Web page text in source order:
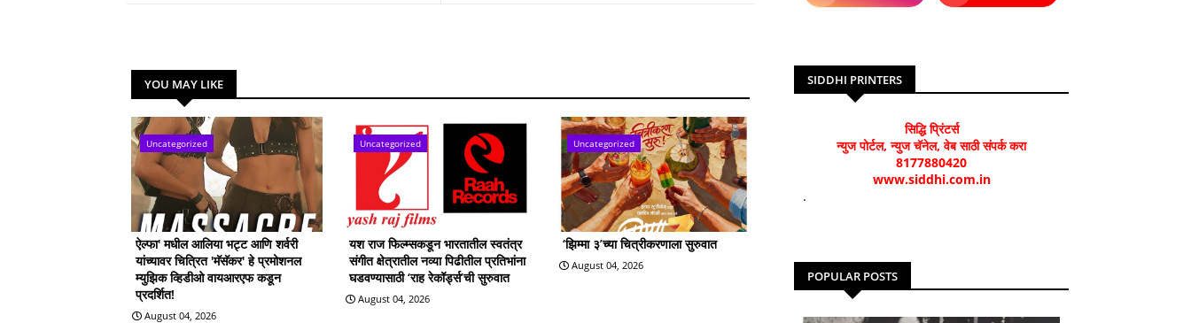
YOU MAY LIKE
Uncategorized
ऐल्फा' मधील आलिया भट्ट आणि शर्वरी
यांच्यावर चित्रित 'मॅसॅकर' हे प्रमोशनल
म्युझिक व्हिडीओ वायआरएफ कडून
प्रदर्शित!
August 04, 2026
Uncategorized
यश राज फिल्म्सकडून भारतातील स्वतंत्र
संगीत क्षेत्रातील नव्या पिढीतील प्रतिभांना
घडवण्यासाठी ‘राह रेकॉर्ड्स’ची सुरुवात
August 04, 2026
Uncategorized
‘झिम्मा ३’च्या चित्रीकरणाला सुरुवात
August 04, 2026
SIDDHI PRINTERS
सिद्धि प्रिंटर्स
न्युज पोर्टल, न्युज चॅनेल, वेब साठी संपर्क करा
8177880420
www.siddhi.com.in
.
POPULAR POSTS